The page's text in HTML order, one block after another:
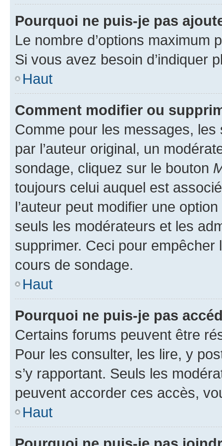
Pourquoi ne puis-je pas
Le nombre d’options maximum
Si vous avez besoin d’indiquer
Haut
Comment modifier ou
Comme pour les messages,
par l’auteur original, un
sondage, cliquez sur le bouton
toujours celui auquel est
l’auteur peut modifier une
seuls les modérateurs et les
supprimer. Ceci pour
cours de sondage.
Haut
Pourquoi ne puis-je pas
Certains forums peuvent être
Pour les consulter, les lire, y
s’y rapportant. Seuls les
peuvent accorder ces accès,
Haut